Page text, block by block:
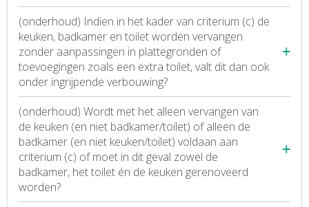
(onderhoud) Indien in het kader van criterium (c) de
keuken, badkamer en toilet worden vervangen
zonder aanpassingen in plattegronden of
toevoegingen zoals een extra toilet, valt dit dan ook
onder ingrijpende verbouwing?
(onderhoud) Wordt met het alleen vervangen van
de keuken (en niet badkamer/toilet) of alleen de
badkamer (en niet keuken/toilet) voldaan aan
criterium (c) of moet in dit geval zowel de
badkamer, het toilet én de keuken gerenoveerd
worden?